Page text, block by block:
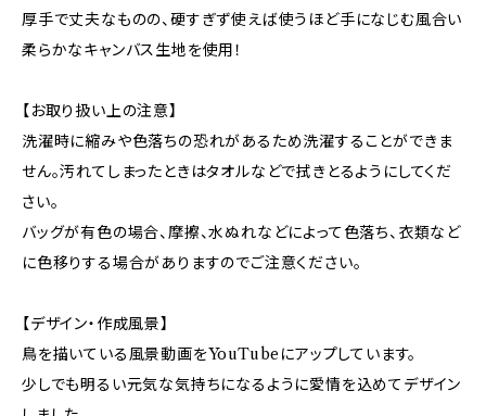
厚手で丈夫なものの、硬すぎず使えば使うほど手になじむ風合い
柔らかなキャンバス生地を使用！
【お取り扱い上の注意】
洗濯時に縮みや色落ちの恐れがあるため洗濯することができま
せん。汚れてしまったときはタオルなどで拭きとるようにしてくだ
さい。
バッグが有色の場合、摩擦、水ぬれなどによって色落ち、衣類など
に色移りする場合がありますのでご注意ください。
【デザイン・作成風景】
鳥を描いている風景動画をYouTubeにアップしています。
少しでも明るい元気な気持ちになるように愛情を込めてデザイン